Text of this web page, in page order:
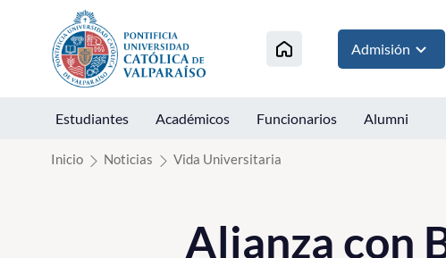
Click acá para ir directamente al contenido
Admisión
Estudiantes Académicos Funcionarios Alumni
Inicio Noticias Vida Universitaria
Alianza con